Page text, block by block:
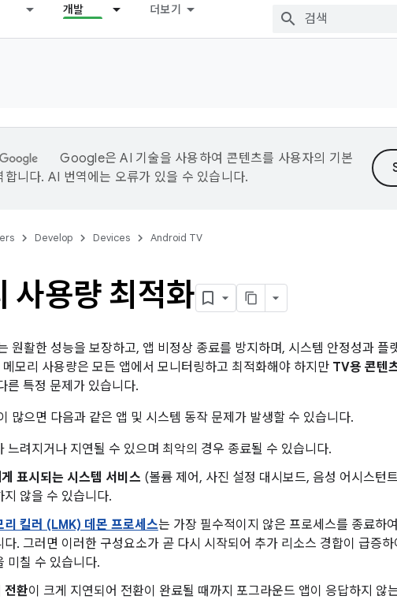
개발 더보기
Google은 AI 기술을 사용하여 콘텐츠를 사용자의 기본
합니다. AI 번역에는 오류가 있을 수 있습니다.
Develop Devices Android TV
사용량 최적화
원활한 성능을 보장하고, 앱 비정상 종료를 방지하며, 시스템 안정성과 플
모리 사용량은 모든 앱에서 모니터링하고 최적화해야 하지만 TV용 콘텐
른 특정 문제가 있습니다.
많으면 다음과 같은 앱 및 시스템 동작 문제가 발생할 수 있습니다.
느려지거나 지연될 수 있으며 최악의 경우 종료될 수 있습니다.
표시되는 시스템 서비스 (볼륨 제어, 사진 설정 대시보드, 음성 어시스턴
지 않을 수 있습니다.
리 킬러 (LMK) 데몬 프로세스는 가장 필수적이지 않은 프로세스를 종료하
다. 그러면 이러한 구성요소가 곧 다시 시작되어 추가 리소스 경합이 급증
미칠 수 있습니다.
전환이 크게 지연되어 전환이 완료될 때까지 포그라운드 앱이 응답하지 않